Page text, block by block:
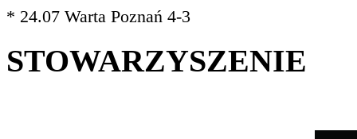
* 24.07 Warta Poznań 4-3
STOWARZYSZENIE